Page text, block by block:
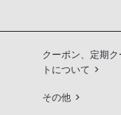
クーポン、定期
トについて
その他